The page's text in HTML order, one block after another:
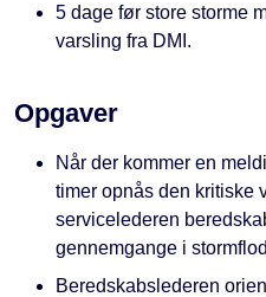
5 dage før store storme
varsling fra DMI.
Opgaver
Når der kommer en
timer opnås den kritiske
servicelederen
gennemgange i
Beredskabslederen